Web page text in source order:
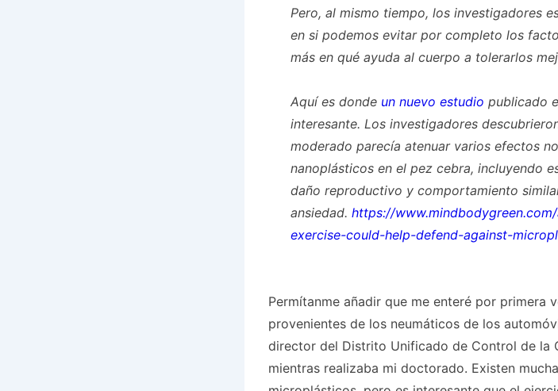
Pero, al mismo tiempo, los investigadores
en si podemos evitar por completo los
más en qué ayuda al cuerpo a tolerarlos
Aquí es donde un nuevo estudio publicado
interesante. Los investigadores
moderado parecía atenuar varios efectos
nanoplásticos en el pez cebra, incluyendo
daño reproductivo y comportamiento
ansiedad. https://
exercise-could-help-defend-against-
Permítanme añadir que me enteré por primera
provenientes de los neumáticos de los
director del Distrito Unificado de Control de la
mientras realizaba mi doctorado. Existen